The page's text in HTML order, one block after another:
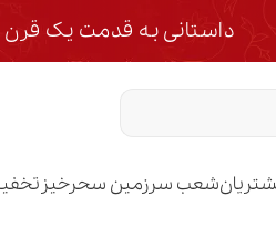
داستانی به قدمت یک قرن
شعب سرزمین سحرخیز